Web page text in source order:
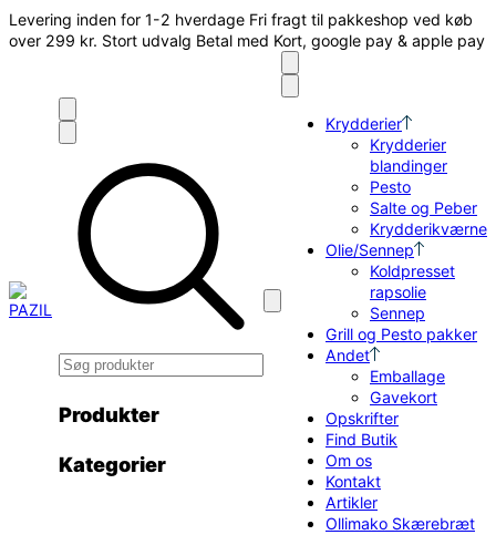
Levering inden for 1-2 hverdage Fri fragt til pakkeshop ved køb
over 299 kr. Stort udvalg Betal med Kort, google pay & apple pay
Produkter
Kategorier
Krydderier
Krydderier
blandinger
Pesto
Salte og Peber
Krydderikværne
Olie/Sennep
Koldpresset
rapsolie
Sennep
Grill og Pesto pakker
Andet
Emballage
Gavekort
Opskrifter
Find Butik
Om os
Kontakt
Artikler
Ollimako Skærebræt